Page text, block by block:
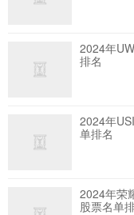
2024年
排名
2024年
单排名
2024年荣
股票名单